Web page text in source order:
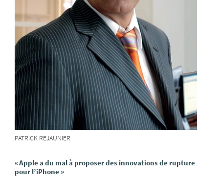
PATRICK REJAUNIER
« Apple a du malà proposer des innovations de rupture
pour l’iPhone »